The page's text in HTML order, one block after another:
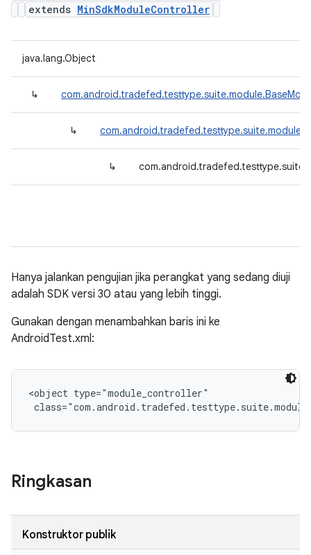
extends MinSdkModuleController
java.lang.Object
↳
↳
↳
Hanya jalankan pengujian jika perangkat yang sedang diuji
adalah SDK versi 30 atau yang lebih tinggi.
Gunakan dengan menambahkan baris ini ke
AndroidTest.xml:
<object type="module_controller"
Ringkasan
Konstruktor publik